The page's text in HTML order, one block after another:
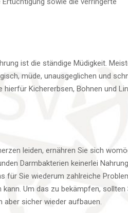
ist die ständige Müdigkeit.
müde, unausgeglichen und
Kichererbsen, Bohnen und
leiden, ernähren Sie sich
Darmbakterien keinerlei
für Sie wiederum zahlreiche
Um das zu bekämpfen, sollten
sicher wieder aufbauen.